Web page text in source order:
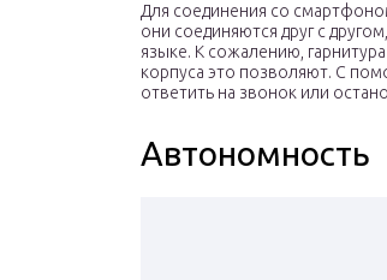
Для соединения со
они соединяются друг с
языке. К сожалению,
корпуса это позволяют. С
ответить на звонок или
Автономность